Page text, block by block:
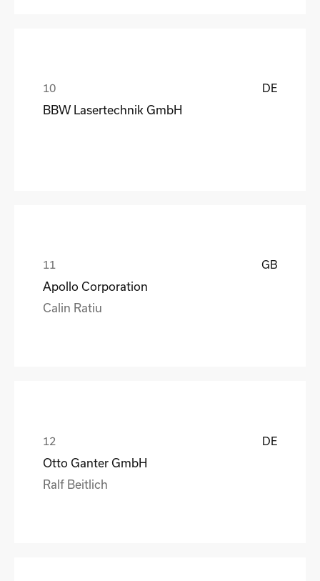
DE
BBW Lasertechnik GmbH
GB
Apollo Corporation
Calin Ratiu
DE
Otto Ganter GmbH
Ralf Beitlich